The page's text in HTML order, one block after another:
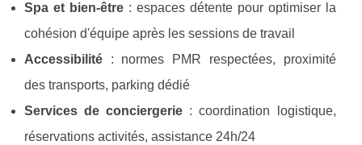
Spa et bien-être: espaces détente pour optimiser la
cohésion d'équipe après les sessions de travail
Accessibilité : normes PMR respectées, proximité
des transports, parking dédié
Services de conciergerie : coordination logistique,
réservations activités, assistance 24h/24